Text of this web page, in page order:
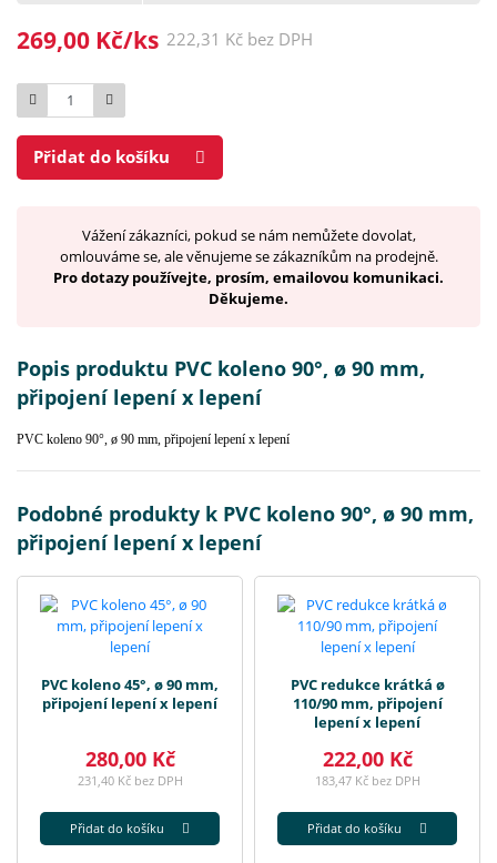
269,00 Kč/ks 222,31 Kč bez DPH
Počet
Přidat do košíku
Vážení zákazníci, pokud se nám nemůžete dovolat,
omlouváme se, ale věnujeme se zákazníkům na prodejně.
Pro dotazy používejte, prosím, emailovou komunikaci.
Děkujeme.
Popis produktu PVC koleno 90°, ø 90 mm,
připojení lepení x lepení
PVC koleno 90°, ø 90 mm, připojení lepení x lepení
Podobné produkty k PVC koleno 90°, ø 90 mm,
připojení lepení x lepení
PVC koleno 45°, ø 90 mm,
připojení lepení x lepení
280,00 Kč
231,40 Kč bez DPH
Přidat do košíku
PVC redukce krátká ø
110/90 mm, připojení
lepení x lepení
222,00 Kč
183,47 Kč bez DPH
Přidat do košíku